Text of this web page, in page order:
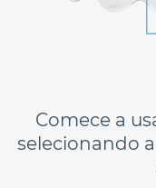
Comece a
selecionando